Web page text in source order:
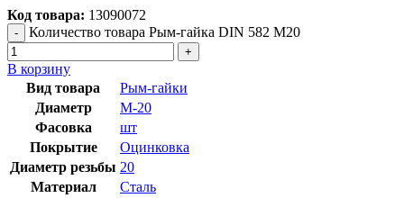
Код товара: 13090072
Количество товара Рым-гайка DIN 582 М20
В корзину
Вид товара
Рым-гайки
Диаметр
М-20
Фасовка
шт
Покрытие
Оцинковка
Диаметр резьбы 20
Материал
Сталь